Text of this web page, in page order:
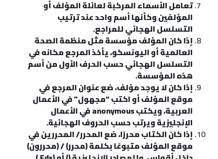
تعامل الأسماء المركبة لعائلة المؤلف أو
المؤلفين وكأنها أسم واحد عند ترتيب
التسلسل الهجائي للمراجع.
إذا كان المؤلف مؤسسة مثل منظمة الصحة
العالمية أو اليونسكو، يأخذ المرجع مكانه في
التسلسل الهجائي حسب الحرف الأول من أسم
هذه المؤسسة.
إذا كان لا يوجد مؤلف، ضع عنوان المرجع في
موقع المؤلف أو اكتب “مجهول” في الأعمال
العربية، ويكتب anonymous في الأعمال
الإنجليزية ويرتب حسب الحروف الهجائية.
إذا كان الكتاب محررًا، ضع المحرر/ المحررين في
موقع المؤلف متبوعًا بكلمة (محرر) / (محررون)